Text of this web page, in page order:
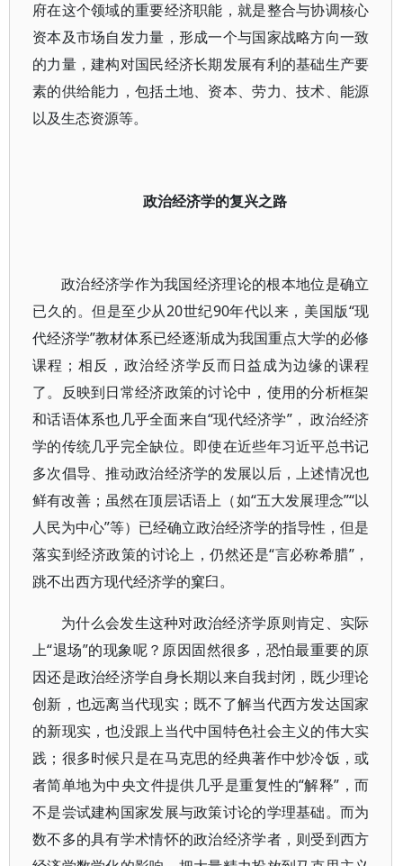
府在这个领域的重要经济职能，就是整合与协调核心
资本及市场自发力量，形成一个与国家战略方向一致
的力量，建构对国民经济长期发展有利的基础生产要
素的供给能力，包括土地、资本、劳力、技术、能源
以及生态资源等。
政治经济学的复兴之路
政治经济学作为我国经济理论的根本地位是确立
已久的。但是至少从20世纪90年代以来，美国版“现
代经济学”教材体系已经逐渐成为我国重点大学的必修
课程；相反，政治经济学反而日益成为边缘的课程
了。反映到日常经济政策的讨论中，使用的分析框架
和话语体系也几乎全面来自“现代经济学”， 政治经济
学的传统几乎完全缺位。即使在近些年习近平总书记
多次倡导、推动政治经济学的发展以后，上述情况也
鲜有改善；虽然在顶层话语上（如“五大发展理念”“以
人民为中心”等）已经确立政治经济学的指导性，但是
落实到经济政策的讨论上，仍然还是“言必称希腊”，
跳不出西方现代经济学的窠臼。
为什么会发生这种对政治经济学原则肯定、实际
上“退场”的现象呢？原因固然很多，恐怕最重要的原
因还是政治经济学自身长期以来自我封闭，既少理论
创新，也远离当代现实；既不了解当代西方发达国家
的新现实，也没跟上当代中国特色社会主义的伟大实
践；很多时候只是在马克思的经典著作中炒冷饭，或
者简单地为中央文件提供几乎是重复性的“解释”，而
不是尝试建构国家发展与政策讨论的学理基础。而为
数不多的具有学术情怀的政治经济学者，则受到西方